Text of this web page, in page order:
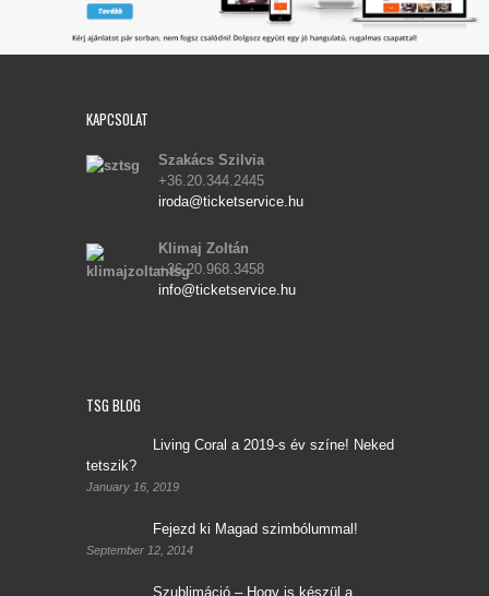
KAPCSOLAT
Szakács Szilvia
+36.20.344.2445
iroda@ticketservice.hu
Klimaj Zoltán
+36.20.968.3458
info@ticketservice.hu
TSG BLOG
Living Coral a 2019-s év színe! Neked
tetszik?
January 16, 2019
Fejezd ki Magad szimbólummal!
September 12, 2014
Szublimáció – Hogy is készül a